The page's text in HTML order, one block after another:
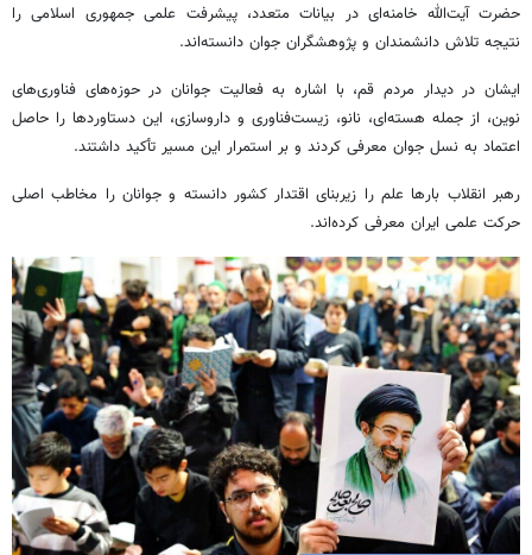
حضرت آیت‌الله خامنه‌ای در بیانات متعدد، پیشرفت علمی جمهوری اسلامی را
نتیجه تلاش دانشمندان و پژوهشگران جوان دانسته‌اند.
ایشان در دیدار مردم قم، با اشاره به فعالیت جوانان در حوزه‌های فناوری‌های
نوین، از جمله هسته‌ای، نانو، زیست‌فناوری و داروسازی، این دستاوردها را حاصل
اعتماد به نسل جوان معرفی کردند و بر استمرار این مسیر تأکید داشتند.
رهبر انقلاب بارها علم را زیربنای اقتدار کشور دانسته و جوانان را مخاطب اصلی
حرکت علمی ایران معرفی کرده‌اند.